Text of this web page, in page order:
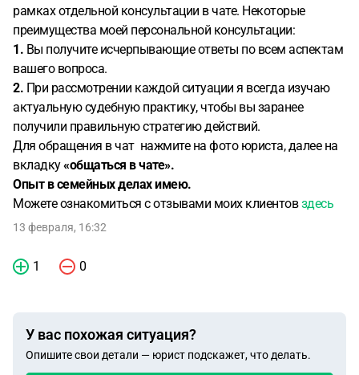
рамках отдельной консультации в чате. Некоторые
преимущества моей персональной консультации:
1. Вы получите исчерпывающие ответы по всем аспектам
вашего вопроса.
2. При рассмотрении каждой ситуации я всегда изучаю
актуальную судебную практику, чтобы вы заранее
получили правильную стратегию действий.
Для обращения в чат нажмите на фото юриста, далее на
вкладку«общаться в чате».
Опыт в семейных делах имею.
Можете ознакомиться с отзывами моих клиентовздесь
13 февраля, 16:32
1 0
У вас похожая ситуация?
Опишите свои детали — юрист подскажет, что делать.